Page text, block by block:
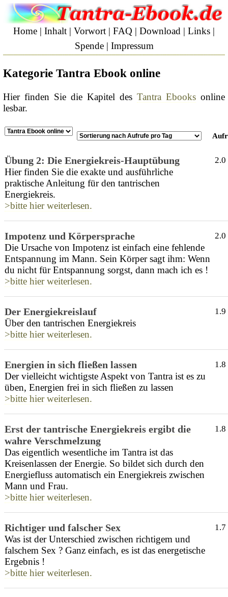
Home | Inhalt | Vorwort | FAQ | Download | Links |
Spende| Impressum
Kategorie Tantra Ebook online
Hier finden Sie die Kapitel des Tantra Ebooks online
lesbar.
Übung 2: Die Energiekreis-Hauptübung
Hier finden Sie die exakte und ausführliche
praktische Anleitung für den tantrischen
Energiekreis.
>bitte hier weiterlesen.
2.0
Impotenz und Körpersprache
Die Ursache von Impotenz ist einfach eine fehlende
Entspannung im Mann. Sein Körper sagt ihm: Wenn
du nicht für Entspannung sorgst, dann mach ich es !
>bitte hier weiterlesen.
2.0
Der Energiekreislauf
Über den tantrischen Energiekreis
>bitte hier weiterlesen.
1.9
Energien in sich fließen lassen
Der vielleicht wichtigste Aspekt von Tantra ist es zu
üben, Energien frei in sich fließen zu lassen
>bitte hier weiterlesen.
1.8
Erst der tantrische Energiekreis ergibt die
wahre Verschmelzung
Das eigentlich wesentliche im Tantra ist das
Kreisenlassen der Energie. So bildet sich durch den
Energiefluss automatisch ein Energiekreis zwischen
Mann und Frau.
>bitte hier weiterlesen.
1.8
Richtiger und falscher Sex
Was ist der Unterschied zwischen richtigem und
falschem Sex ? Ganz einfach, es ist das energetische
Ergebnis !
>bitte hier weiterlesen.
1.7